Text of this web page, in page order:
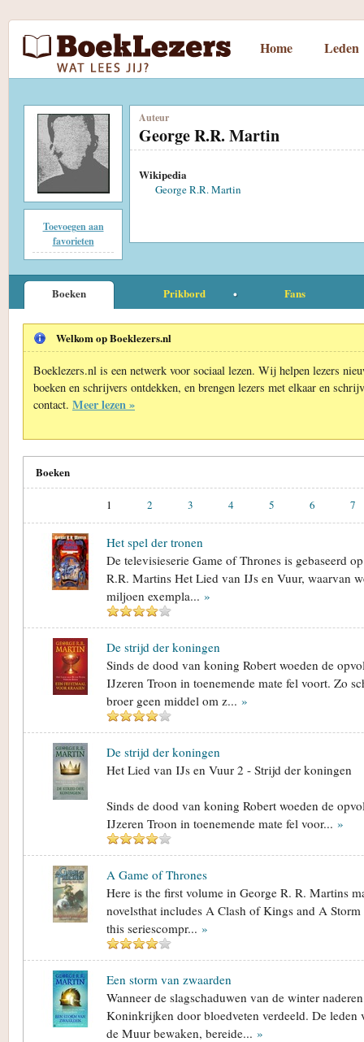
Home Leden
Toevoegen aan
favorieten
Auteur
George R.R. Martin
Wikipedia
George R.R. Martin
Boeken Prikbord Fans
Welkom op Boeklezers.nl
Boeklezers.nl is een netwerk voor sociaal lezen. Wij helpen lezers
boeken en schrijvers ontdekken, en brengen lezers met elkaar en
contact. Meer lezen »
Boeken
1 2 3 4 5 6 7
Het spel der tronen
De televisieserie Game of Thrones is gebaseerd
R.R. Martins Het Lied van IJs en Vuur, waarvan
miljoen exempla... »
De strijd der koningen
Sinds de dood van koning Robert woeden de
IJzeren Troon in toenemende mate fel voort. Zo
broer geen middel om z... »
De strijd der koningen
Het Lied van IJs en Vuur 2 - Strijd der koningen
Sinds de dood van koning Robert woeden de
IJzeren Troon in toenemende mate fel voor... »
A Game of Thrones
Here is the first volume in George R. R. Martins
novelsthat includes A Clash of Kings and A
this seriescompr... »
Een storm van zwaarden
Wanneer de slagschaduwen van de winter
Koninkrijken door bloedveten verdeeld. De leden
de Muur bewaken, bereide... »